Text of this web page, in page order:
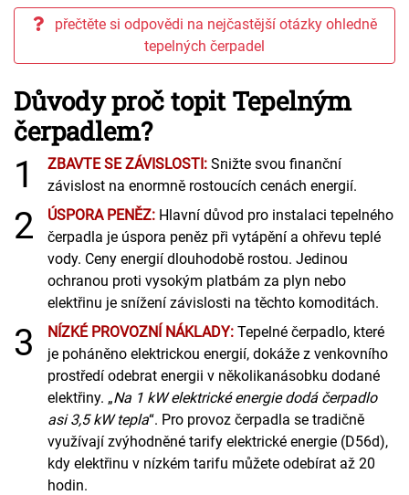
přečtěte si odpovědi na nejčastější otázky ohledně
tepelných čerpadel
Důvody proč topit Tepelným
čerpadlem?
1 ZBAVTE SE ZÁVISLOSTI: Snižte svou finanční
závislost na enormně rostoucích cenách energií.
2 ÚSPORA PENĚZ: Hlavní důvod pro instalaci tepelného
čerpadla je úspora peněz při vytápění a ohřevu teplé
vody. Ceny energií dlouhodobě rostou. Jedinou
ochranou proti vysokým platbám za plyn nebo
elektřinu je snížení závislosti na těchto komoditách.
3 NÍZKÉ PROVOZNÍ NÁKLADY: Tepelné čerpadlo, které
je poháněno elektrickou energií, dokáže z venkovního
prostředí odebrat energii v několikanásobku dodané
elektřiny. „Na 1 kW elektrické energie dodá čerpadlo
asi 3,5 kW tepla“. Pro provoz čerpadla se tradičně
využívají zvýhodněné tarify elektrické energie (D56d),
kdy elektřinu v nízkém tarifu můžete odebírat až 20
hodin.